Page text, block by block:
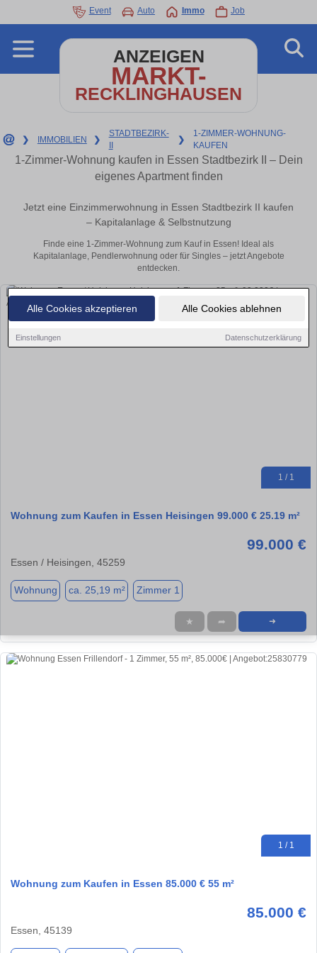
Alle Cookies akzeptieren Alle Cookies ablehnen
Einstellungen Datenschutzerklärung
Event Auto Immo Job
ANZEIGEN
MARKT-
RECKLINGHAUSEN
❯ IMMOBILIEN ❯
STADTBEZIRK-
❯
1-ZIMMER-WOHNUNG-
KAUFEN
1-Zimmer-Wohnung kaufen in Essen Stadtbezirk II – Dein
eigenes Apartment finden
Jetzt eine Einzimmerwohnung in Essen Stadtbezirk II kaufen
– Kapitalanlage & Selbstnutzung
Finde eine 1-Zimmer-Wohnung zum Kauf in Essen! Ideal als
Kapitalanlage, Pendlerwohnung oder für Singles – jetzt Angebote
entdecken.
1 / 1
Wohnung zum Kaufen in Essen Heisingen 99.000 € 25.19 m²
99.000 €
Essen / Heisingen, 45259
Wohnung ca. 25,19 m² Zimmer 1
★ ➦ ➜
1 / 1
Wohnung zum Kaufen in Essen 85.000 € 55 m²
85.000 €
Essen, 45139